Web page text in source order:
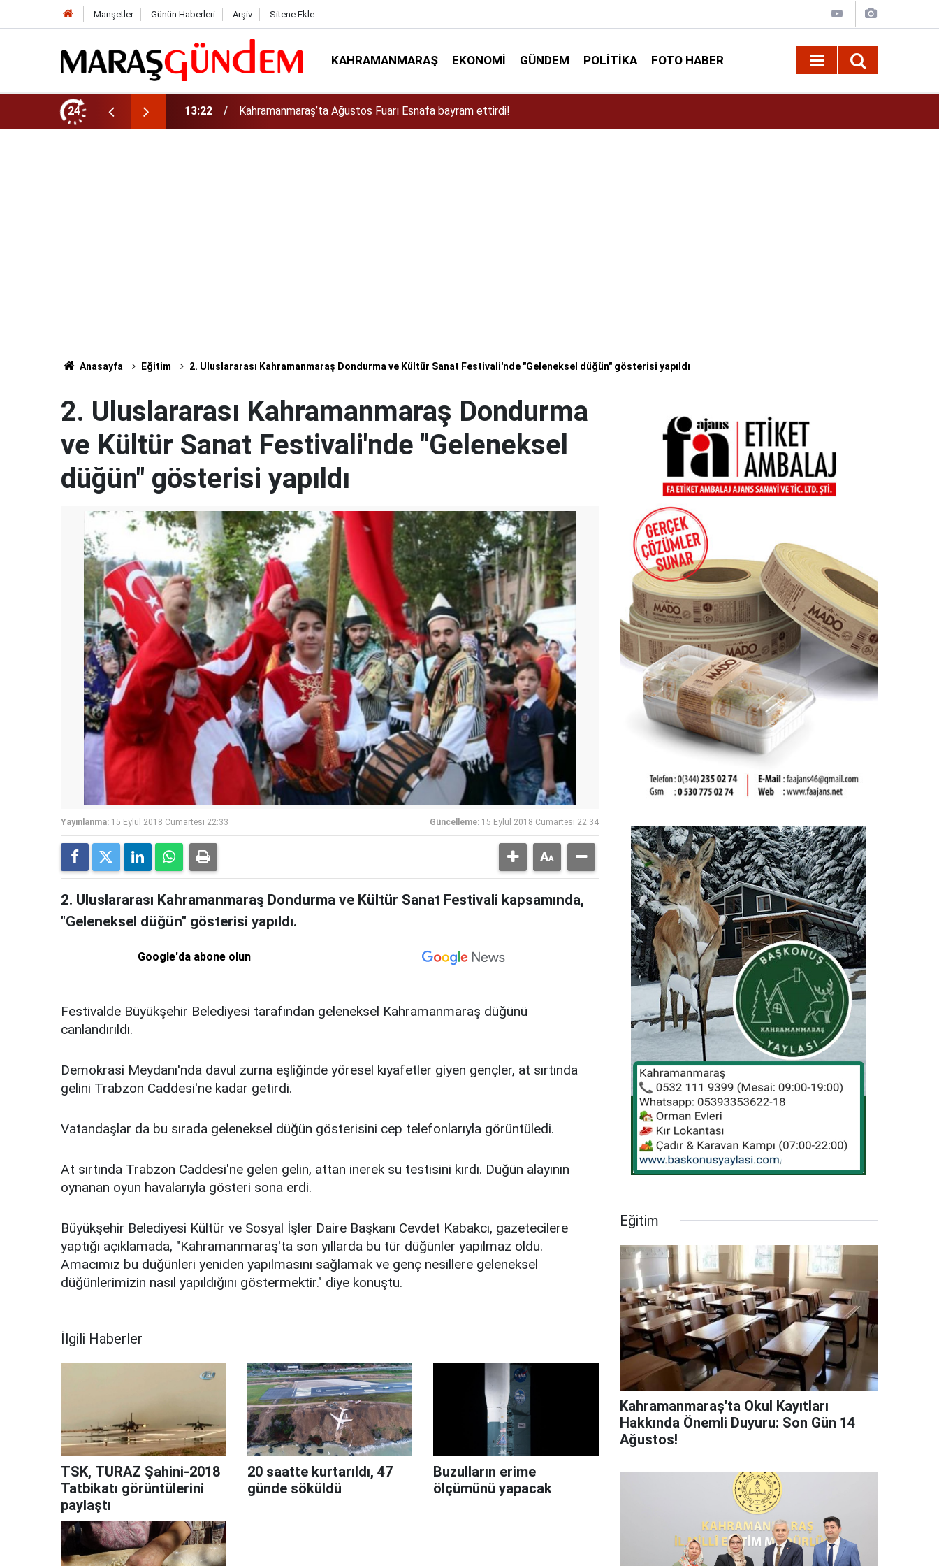
Manşetler Günün Haberleri Arşiv Sitene Ekle
KAHRAMANMARAŞ EKONOMI GÜNDEM POLITIKA FOTO HABER
24 13:17 Kahramanmaraş’ta Dulkadiroğlu Kırsalına 45 Milyonluk Yol Yatırımı!
Anasayfa Eğitim 2. Uluslararası Kahramanmaraş Dondurma ve Kültür Sanat Festivali'nde "Geleneksel düğün" gösterisi yapıldı
2. Uluslararası Kahramanmaraş Dondurma
ve Kültür Sanat Festivali'nde "Geleneksel
düğün" gösterisi yapıldı
Yayınlanma: 15 Eylül 2018 Cumartesi 22:33 Güncelleme: 15 Eylül 2018 Cumartesi 22:34
2. Uluslararası Kahramanmaraş Dondurma ve Kültür Sanat Festivali kapsamında,
"Geleneksel düğün" gösterisi yapıldı.
Google'da abone olun
Festivalde Büyükşehir Belediyesi tarafından geleneksel Kahramanmaraş düğünü
canlandırıldı.
Demokrasi Meydanı'nda davul zurna eşliğinde yöresel kıyafetler giyen gençler, at sırtında
gelini Trabzon Caddesi'ne kadar getirdi.
Vatandaşlar da bu sırada geleneksel düğün gösterisini cep telefonlarıyla görüntüledi.
At sırtında Trabzon Caddesi'ne gelen gelin, attan inerek su testisini kırdı. Düğün alayının
oynanan oyun havalarıyla gösteri sona erdi.
Büyükşehir Belediyesi Kültür ve Sosyal İşler Daire Başkanı Cevdet Kabakcı, gazetecilere
yaptığı açıklamada, "Kahramanmaraş'ta son yıllarda bu tür düğünler yapılmaz oldu.
Amacımız bu düğünleri yeniden yapılmasını sağlamak ve genç nesillere geleneksel
düğünlerimizin nasıl yapıldığını göstermektir." diye konuştu.
İlgili Haberler
TSK, TURAZ Şahini-2018
Tatbikatı görüntülerini
paylaştı
20 saatte kurtarıldı, 47
günde söküldü
Buzulların erime
ölçümünü yapacak
Eğitim
Kahramanmaraş'ta Okul Kayıtları
Hakkında Önemli Duyuru: Son Gün 14
Ağustos!